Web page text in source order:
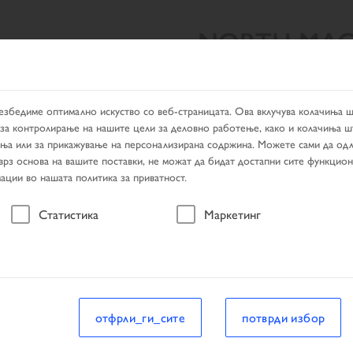
NORTH
ОД ПРЕБАРУВАЊЕТО PRODUCTS ДИЛЕР
возило
оптимално искуство со веб-страницата. Ова вклучува колачиња
контролирање на нашите цели за деловно работење, како и колачиња
или за прикажување на персонализирана содржина. Можете сами да
основа на вашите поставки, не можат да бидат достапни сите
во нашата политика за приватност.
Статистика Маркетинг
отфрли_ги_сите потврди избор